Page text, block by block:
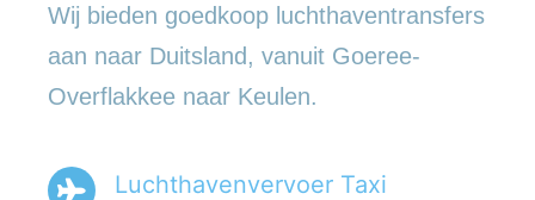
Wij bieden goedkoop luchthaventransfers
aan naar Duitsland, vanuit Goeree-
Overflakkee naar Keulen.
Luchthavenvervoer Taxi